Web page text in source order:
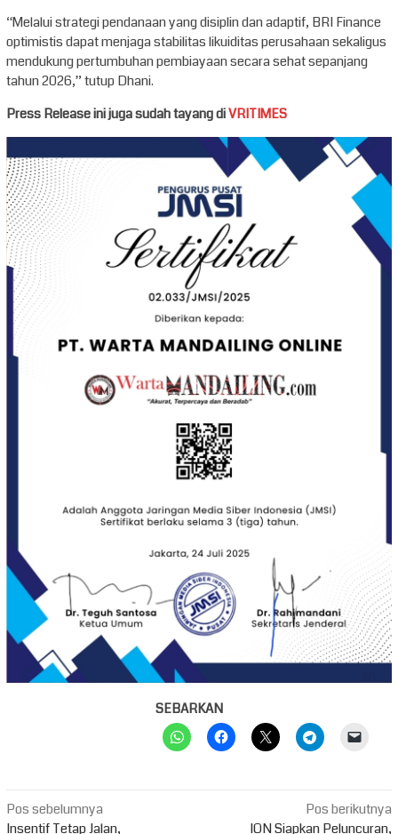
“Melalui strategi pendanaan yang disiplin dan adaptif, BRI Finance
optimistis dapat menjaga stabilitas likuiditas perusahaan sekaligus
mendukung pertumbuhan pembiayaan secara sehat sepanjang
tahun 2026,” tutup Dhani.
Press Release ini juga sudah tayang diVRITIMES
SEBARKAN
Navigasi
Pos sebelumnya
Insentif Tetap Jalan,
Pos berikutnya
ION Siapkan Peluncuran,